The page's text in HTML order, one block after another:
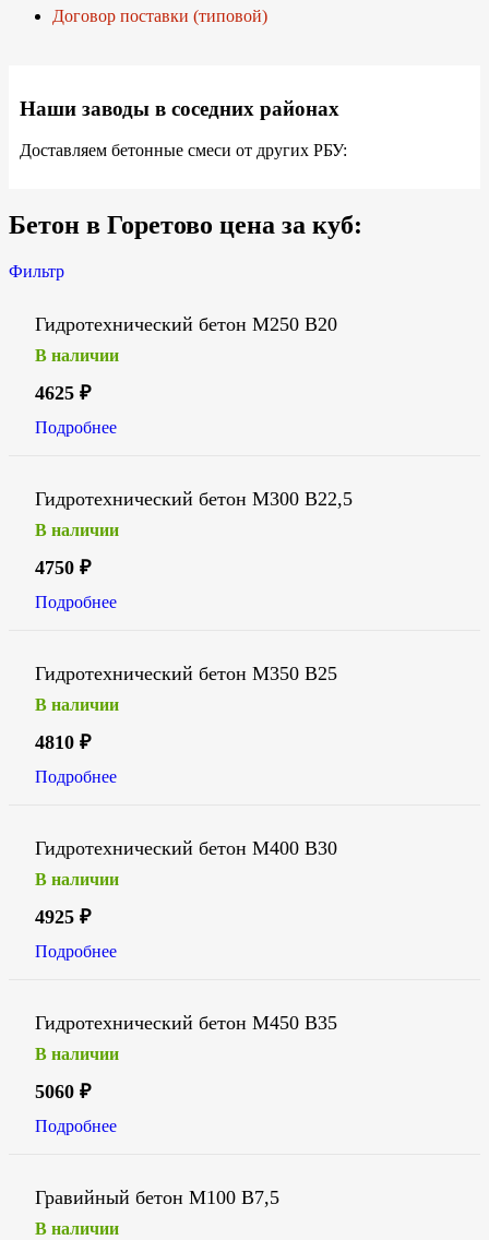
Договор поставки (типовой)
Наши заводы в соседних районах
Доставляем бетонные смеси от других РБУ:
Бетон в Горетово цена за куб:
Фильтр
Гидротехнический бетон М250 В20
В наличии
4625 ₽
Подробнее
Гидротехнический бетон М300 В22,5
В наличии
4750 ₽
Подробнее
Гидротехнический бетон М350 В25
В наличии
4810 ₽
Подробнее
Гидротехнический бетон М400 В30
В наличии
4925 ₽
Подробнее
Гидротехнический бетон М450 В35
В наличии
5060 ₽
Подробнее
Гравийный бетон М100 В7,5
В наличии